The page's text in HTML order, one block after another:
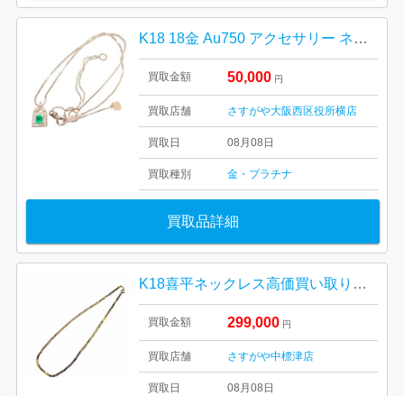
K18 18金 Au750 アクセサリー ネックレス
買取金額 50,000 円
買取店舗 さすがや大阪西区役所横店
買取日 08月08日
買取種別 金・プラチナ
買取品詳細
K18喜平ネックレス高価買い取りました！！ さすがや中標津店
買取金額 299,000 円
買取店舗 さすがや中標津店
買取日 08月08日